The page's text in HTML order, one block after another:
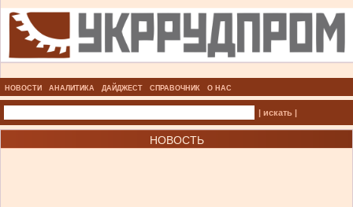
НОВОСТИ АНАЛИТИКА ДАЙДЖЕСТ СПРАВОЧНИК О НАС
| искать |
НОВОСТЬ